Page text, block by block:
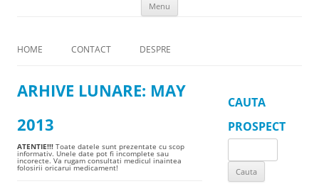
Menu
HOME CONTACT DESPRE
ARHIVE LUNARE: MAY
2013
ATENTIE!!! Toate datele sunt prezentate cu scop
informativ. Unele date pot fi incomplete sau
incorecte. Va rugam consultati medicul inaintea
folosirii oricarui medicament!
CAUTA
PROSPECT
for: